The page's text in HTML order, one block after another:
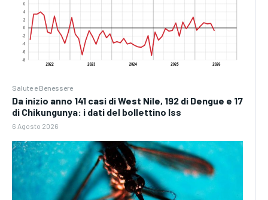
Salute e Benessere
Da inizio anno 141 casi di West Nile, 192 di Dengue e 17
di Chikungunya: i dati del bollettino Iss
6 Agosto 2026